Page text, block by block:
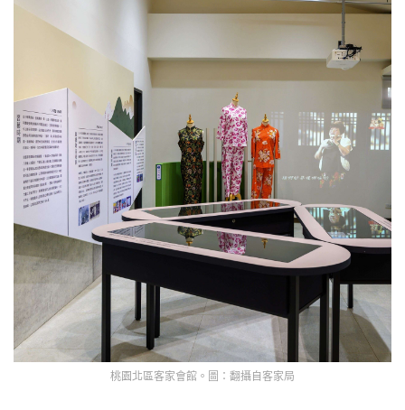
桃園北區客家會館。圖：翻攝自客家局